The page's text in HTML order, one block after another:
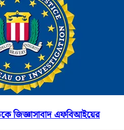
জিজ্ঞাসাবাদ এফবিআইয়ের